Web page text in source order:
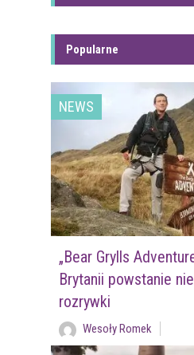
Popularne
NEWS
„Bear Grylls
Brytanii powstanie
rozrywki
Wesoły Romek